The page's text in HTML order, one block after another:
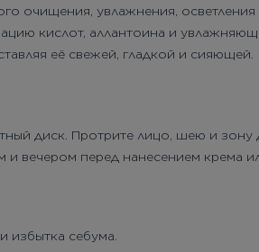
очищения, увлажнения,
кислот, аллантоина и
её свежей, гладкой и сияющей.
диск. Протрите лицо, шею и зону
и вечером перед нанесением крема
избытка себума.